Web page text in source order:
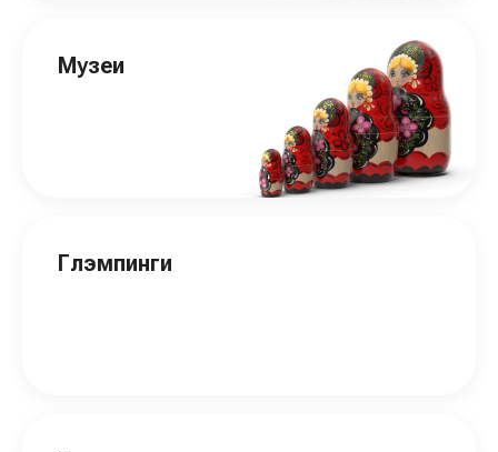
Музеи
Глэмпинги